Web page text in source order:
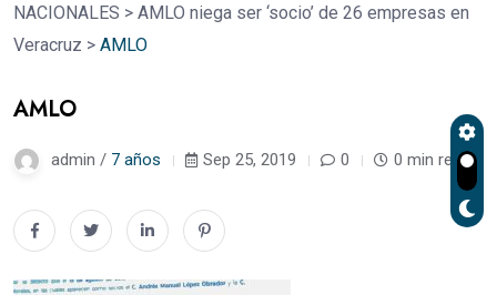
NACIONALES > AMLO niega ser ‘socio’ de 26 empresas en
Veracruz > AMLO
AMLO
admin / 7 años Sep 25, 2019 0 0 min read